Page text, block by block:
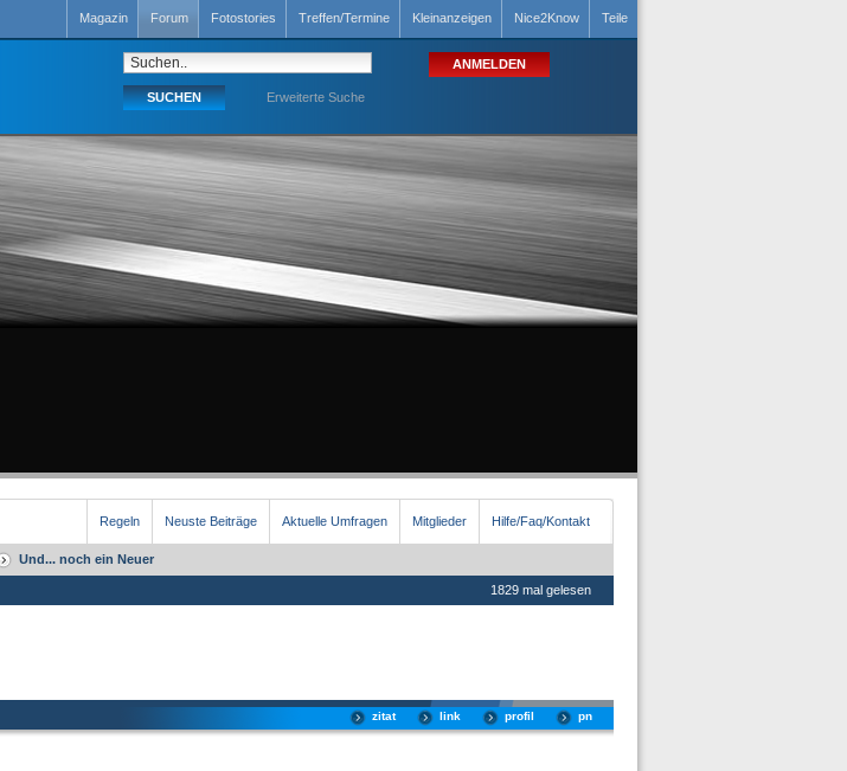
Magazin Forum Fotostories Treffen/Termine Kleinanzeigen Nice2Know Teile
Erweiterte Suche
Regeln Neuste Beiträge Aktuelle Umfragen Mitglieder Hilfe/Faq/Kontakt
Und... noch ein Neuer
1829 mal gelesen
pn
profil
link
zitat